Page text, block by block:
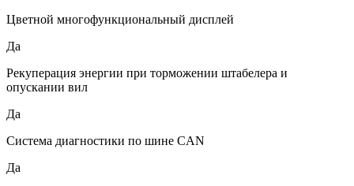
Цветной многофункциональный дисплей
Да
Рекуперация энергии при торможении штабелера и
опускании вил
Да
Система диагностики по шине CAN
Да